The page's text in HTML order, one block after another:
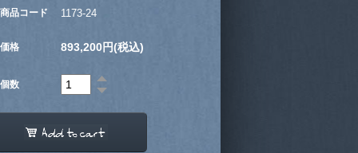
商品コード 1173-24
価格 893,200円(税込)
個数